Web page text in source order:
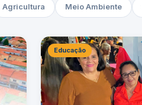
Agricultura Meio Ambiente
Educação